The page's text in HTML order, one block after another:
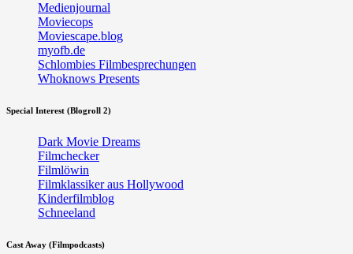
Medienjournal
Moviecops
Moviescape.blog
myofb.de
Schlombies Filmbesprechungen
Whoknows Presents
Special Interest (Blogroll 2)
Dark Movie Dreams
Filmchecker
Filmlöwin
Filmklassiker aus Hollywood
Kinderfilmblog
Schneeland
Cast Away (Filmpodcasts)